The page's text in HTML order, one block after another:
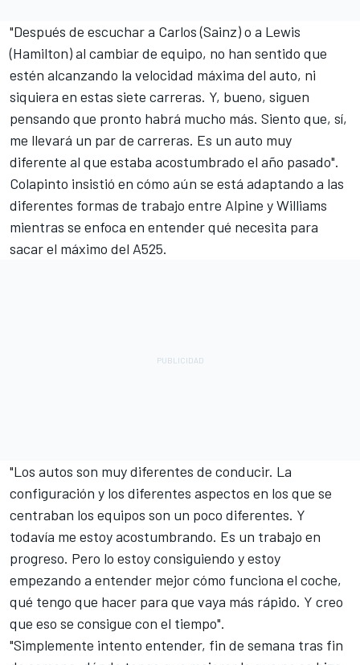
"Después de escuchar a Carlos (Sainz) o a Lewis
(Hamilton) al cambiar de equipo, no han sentido que
estén alcanzando la velocidad máxima del auto, ni
siquiera en estas siete carreras. Y, bueno, siguen
pensando que pronto habrá mucho más. Siento que, sí,
me llevará un par de carreras. Es un auto muy
diferente al que estaba acostumbrado el año pasado".
Colapinto insistió en cómo aún se está adaptando a las
diferentes formas de trabajo entre Alpine y Williams
mientras se enfoca en entender qué necesita para
sacar el máximo del A525.
"Los autos son muy diferentes de conducir. La
configuración y los diferentes aspectos en los que se
centraban los equipos son un poco diferentes. Y
todavía me estoy acostumbrando. Es un trabajo en
progreso. Pero lo estoy consiguiendo y estoy
empezando a entender mejor cómo funciona el coche,
qué tengo que hacer para que vaya más rápido. Y creo
que eso se consigue con el tiempo".
"Simplemente intento entender, fin de semana tras fin